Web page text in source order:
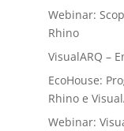
Webinar:
Rhino
VisualARQ –
EcoHouse:
Rhino e
Webinar: